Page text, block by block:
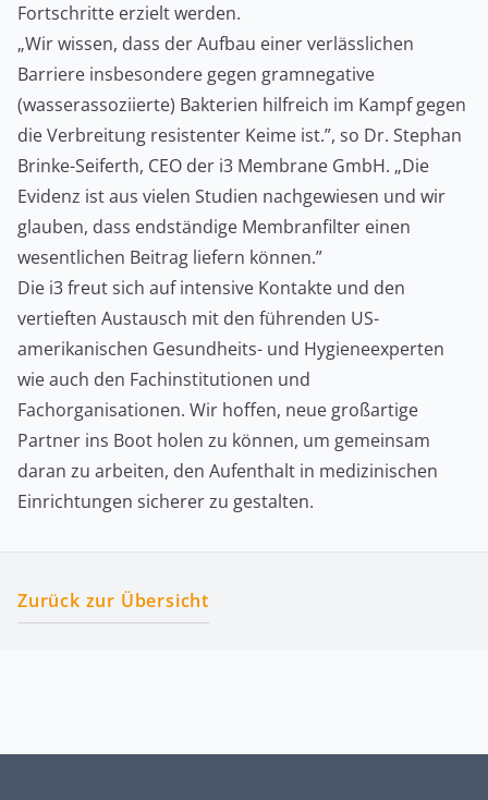
Fortschritte erzielt werden.
„Wir wissen, dass der Aufbau einer verlässlichen
Barriere insbesondere gegen gramnegative
(wasserassoziierte) Bakterien hilfreich im Kampf gegen
die Verbreitung resistenter Keime ist.”, so Dr. Stephan
Brinke-Seiferth, CEO der i3 Membrane GmbH. „Die
Evidenz ist aus vielen Studien nachgewiesen und wir
glauben, dass endständige Membranfilter einen
wesentlichen Beitrag liefern können.”
Die i3 freut sich auf intensive Kontakte und den
vertieften Austausch mit den führenden US-
amerikanischen Gesundheits- und Hygieneexperten
wie auch den Fachinstitutionen und
Fachorganisationen. Wir hoffen, neue großartige
Partner ins Boot holen zu können, um gemeinsam
daran zu arbeiten, den Aufenthalt in medizinischen
Einrichtungen sicherer zu gestalten.
Zurück zur Übersicht